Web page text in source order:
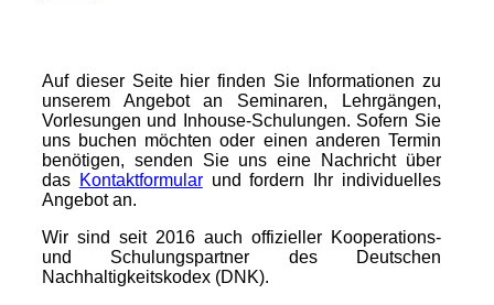
Auf dieser Seite hier finden Sie Informationen zu
unserem Angebot an Seminaren, Lehrgängen,
Vorlesungen und Inhouse-Schulungen. Sofern Sie
uns buchen möchten oder einen anderen Termin
benötigen, senden Sie uns eine Nachricht über
das Kontaktformularund fordern Ihr individuelles
Angebot an.
Wir sind seit 2016 auch offizieller Kooperations-
und Schulungspartner des Deutschen
Nachhaltigkeitskodex (DNK).